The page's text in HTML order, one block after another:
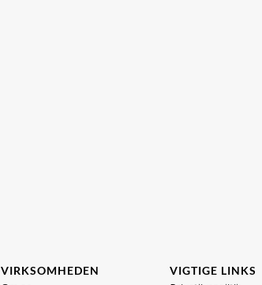
VIRKSOMHEDEN
VIGTIGE LINKS